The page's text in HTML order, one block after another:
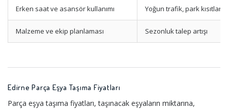
Erken saat ve asansör kullanımı Yoğun trafik, park kısıtları
Malzeme ve ekip planlaması Sezonluk talep artışı
Edirne Parça Eşya Taşıma Fiyatları
Parça eşya taşıma fiyatları, taşınacak eşyaların miktarına,